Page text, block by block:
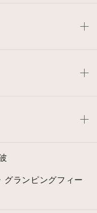
グランピングフィー